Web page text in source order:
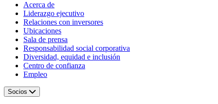
Acerca de
Liderazgo ejecutivo
Relaciones con inversores
Ubicaciones
Sala de prensa
Responsabilidad social corporativa
Diversidad, equidad e inclusión
Centro de confianza
Empleo
Socios